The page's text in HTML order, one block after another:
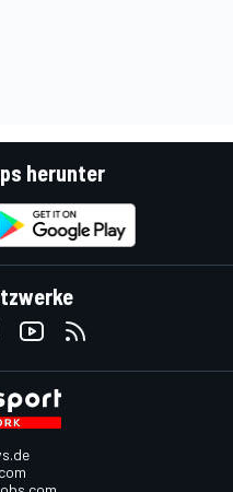
herunter